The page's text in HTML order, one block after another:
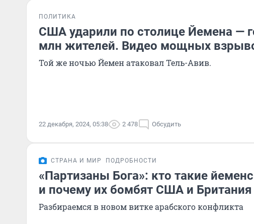
ПОЛИТИКА
США ударили по столице Йемена —
млн жителей. Видео мощных
Той же ночью Йемен атаковал Тель-Авив.
22 декабря, 2024, 05:38 2 478 Обсудить
СТРАНА И МИР ПОДРОБНОСТИ
«Партизаны Бога»: кто такие
и почему их бомбят США и Британия
Разбираемся в новом витке арабского конфликта